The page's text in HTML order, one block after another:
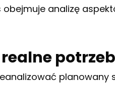
obejmuje analizę
planowany